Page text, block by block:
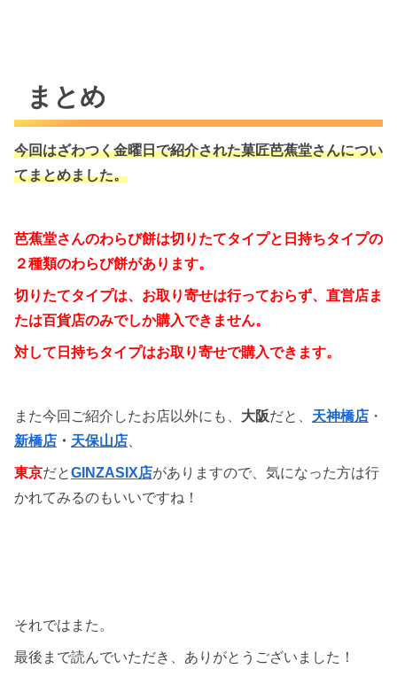
まとめ
今回はざわつく金曜日で紹介された菓匠芭蕉堂さんについ
てまとめました。
芭蕉堂さんのわらび餅は切りたてタイプと日持ちタイプの
２種類のわらび餅があります。
切りたてタイプは、お取り寄せは行っておらず、直営店ま
たは百貨店のみでしか購入できません。
対して日持ちタイプはお取り寄せで購入できます。
また今回ご紹介したお店以外にも、 大阪だと、 天神橋店 ・
新橋店 ・ 天保山店、
東京だとGINZASIX店がありますので、気になった方は行
かれてみるのもいいですね！
それではまた。
最後まで読んでいただき、ありがとうございました！